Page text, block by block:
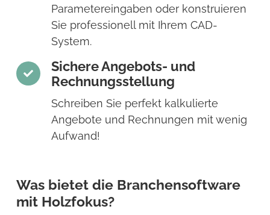
Parametereingaben oder konstruieren
Sie professionell mit Ihrem CAD-
System.
Sichere Angebots- und
Rechnungsstellung
Schreiben Sie perfekt kalkulierte
Angebote und Rechnungen mit wenig
Aufwand!
Was bietet die Branchensoftware
mit Holzfokus?